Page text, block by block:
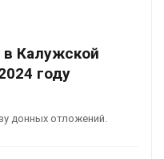
Калужской
году
донных отложений.